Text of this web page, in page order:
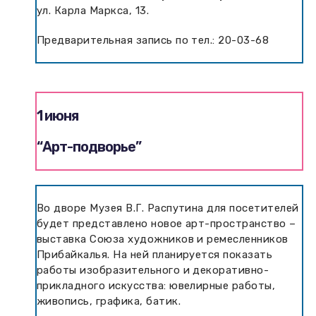
ул. Карла Маркса, 13.
Предварительная запись по тел.: 20-03-68
1 июня
“Арт-подворье”
Во дворе Музея В.Г. Распутина для посетителей
будет представлено новое арт-пространство –
выставка Союза художников и ремесленников
Прибайкалья. На ней планируется показать
работы изобразительного и декоративно-
прикладного искусства: ювелирные работы,
живопись, графика, батик.